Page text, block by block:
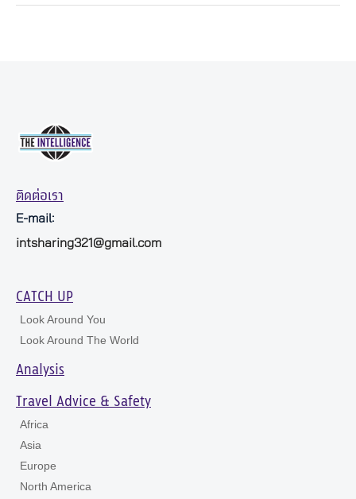
ติดต่อเรา
E-mail:
intsharing321@gmail.com
CATCH UP
Look Around You
Look Around The World
Analysis
Travel Advice & Safety
Africa
Asia
Europe
North America